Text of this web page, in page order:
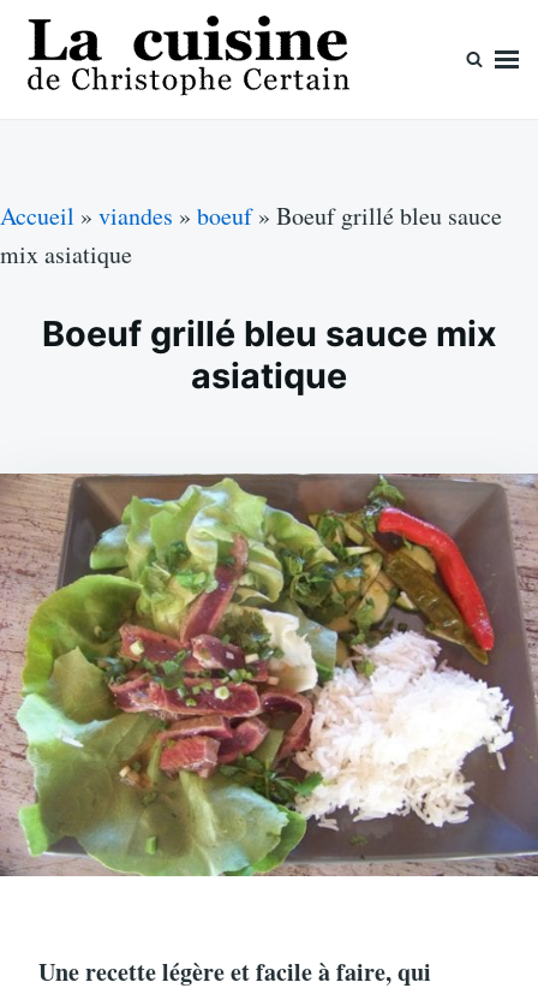
Skip
content
Search
for:
Accueil » viandes » boeuf» Boeuf grillé bleu sauce
mix asiatique
Boeuf grillé bleu sauce mix
asiatique
Une recette légère et facile à faire, qui